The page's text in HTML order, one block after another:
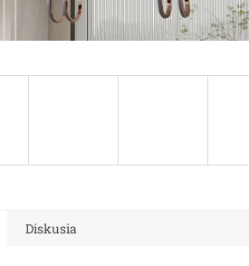
Diskusia